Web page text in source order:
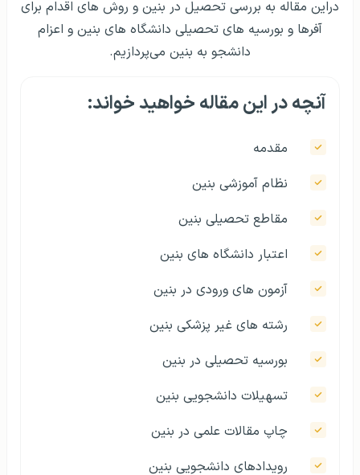
دراین مقاله به بررسی تحصیل در بنین و روش های اقدام برای
آفرها و بورسیه های تحصیلی دانشگاه های بنین و اعزام
دانشجو به بنین می‌پردازیم.
آنچه در این مقاله خواهید خواند:
مقدمه
نظام آموزشی بنین
مقاطع تحصیلی بنین
اعتبار دانشگاه های بنین
آزمون های ورودی در بنین
رشته های غیر پزشکی بنین
بورسیه تحصیلی در بنین
تسهیلات دانشجویی بنین
چاپ مقالات علمی در بنین
رویدادهای دانشجویی بنین